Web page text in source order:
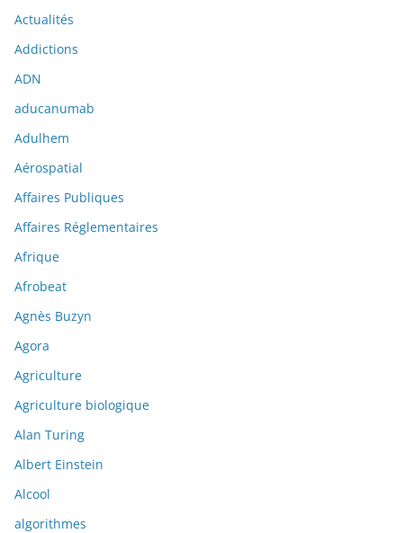
Actualités
Addictions
ADN
aducanumab
Adulhem
Aérospatial
Affaires Publiques
Affaires Réglementaires
Afrique
Afrobeat
Agnès Buzyn
Agora
Agriculture
Agriculture biologique
Alan Turing
Albert Einstein
Alcool
algorithmes